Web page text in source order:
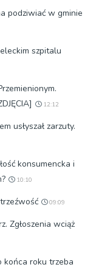
podziwiać w gminie
szpitalu
12:12
usłyszał zarzuty.
konsumencka i
10:10
09:09
Zgłoszenia wciąż
końca roku trzeba